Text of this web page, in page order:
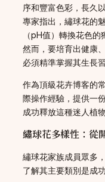
序和豐富色彩，長久
專家指出，繡球花的
（pH值）轉換花色
然而，要培育出健康
必須精準掌握其生長
作為頂級花卉博客的
際操作經驗，提供一
成功釋放這種迷人植
繡球花多樣性：從
繡球花家族成員眾多
了解其主要類別是成